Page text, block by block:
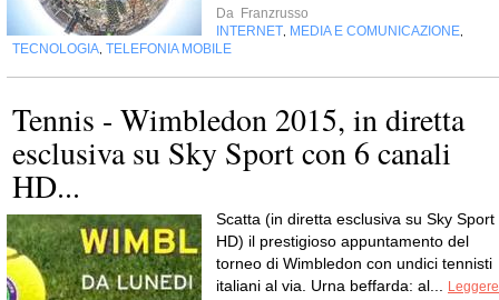
Da Franzrusso
INTERNET MEDIA E COMUNICAZIONE
TECNOLOGIA TELEFONIA MOBILE
Tennis - Wimbledon 2015, in diretta
esclusiva su Sky Sport con 6 canali
HD...
Scatta (in diretta esclusiva su Sky Sport
HD) il prestigioso appuntamento del
torneo di Wimbledon con undici tennisti
italiani al via. Urna beffarda: al...
Leggere